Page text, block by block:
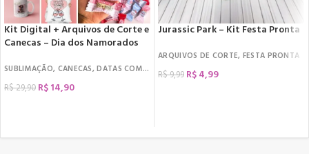
Kit Digital + Arquivos de Corte e
Canecas – Dia dos Namorados
SUBLIMAÇÃO, CANECAS,DATAS COMEMORATIVAS , DIA DOS NAMORADOS
R$29,90 R$14,90
Jurassic Park – Kit Festa Pronta
ARQUIVOS DE CORTE, FESTA PRONTA
R$9,99 R$4,99